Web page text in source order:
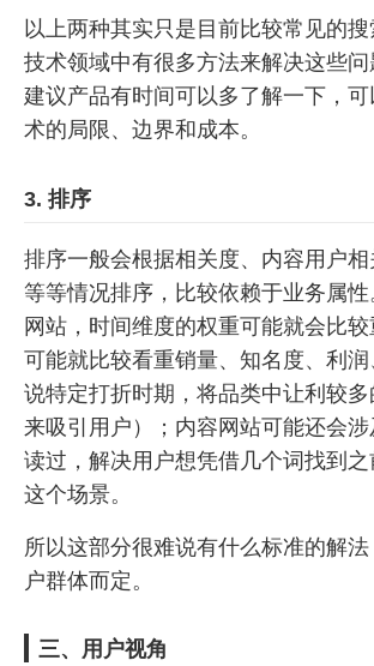
以上两种其实只是目前比较常见的搜
技术领域中有很多方法来解决这些
建议产品有时间可以多了解一下，
术的局限、边界和成本。
3. 排序
排序一般会根据相关度、内容用户相
等等情况排序，比较依赖于业务属性
网站，时间维度的权重可能就会比
可能就比较看重销量、知名度、利
说特定打折时期，将品类中让利较
来吸引用户）；内容网站可能还会
读过，解决用户想凭借几个词找到
这个场景。
所以这部分很难说有什么标准的解法
户群体而定。
三、用户视角